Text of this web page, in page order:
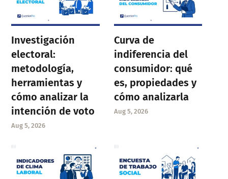
Investigación
electoral:
metodología,
herramientas y
cómo analizar la
intención de voto
Aug 5, 2026
Curva de
indiferencia del
consumidor: qué
es, propiedades y
cómo analizarla
Aug 5, 2026